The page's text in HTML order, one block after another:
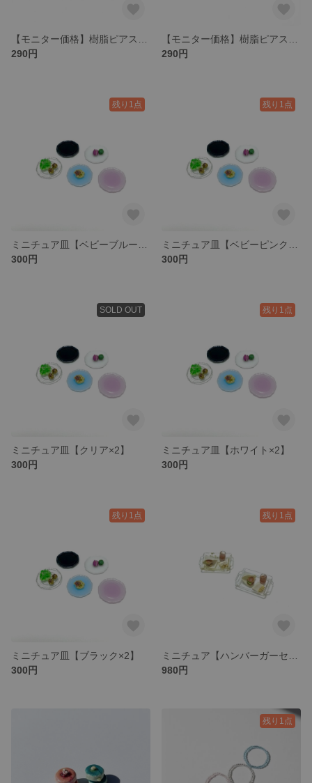
290円
290円
残り1点
300円
残り1点
300円
SOLD OUT
ミニチュア皿【クリア×2】
300円
残り1点
ミニチュア皿【ホワイト×2】
300円
残り1点
ミニチュア皿【ブラック×2】
300円
残り1点
980円
残り1点